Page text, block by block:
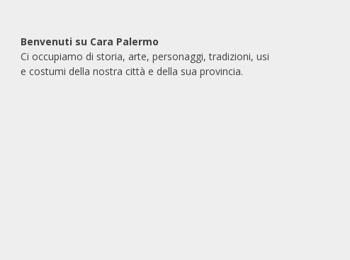
Benvenuti su Cara Palermo
Ci occupiamo di storia, arte, personaggi, tradizioni, usi
e costumi della nostra città e della sua provincia.